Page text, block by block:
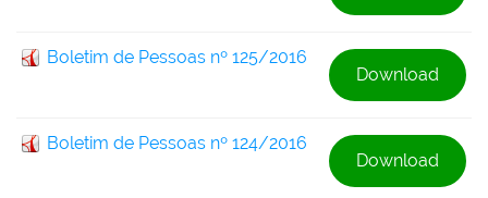
Boletim de Pessoas nº 125/2016
Download
Boletim de Pessoas nº 124/2016
Download